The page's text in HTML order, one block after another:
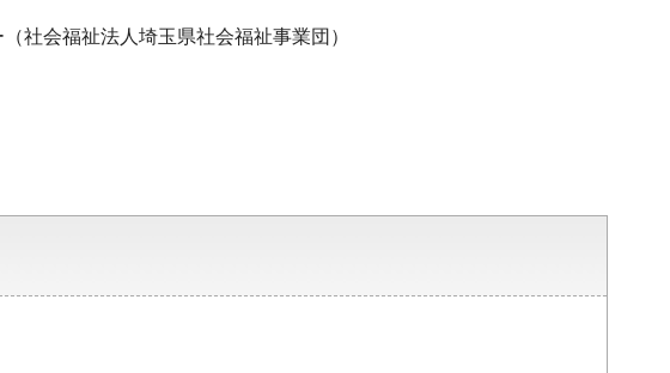
社会福祉法人埼玉県社会福祉事業団）